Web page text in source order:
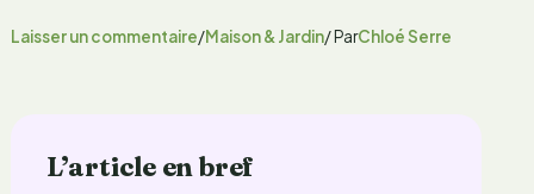
Laisser un commentaire/Maison & Jardin/ ParChloé Serre
L’article en bref